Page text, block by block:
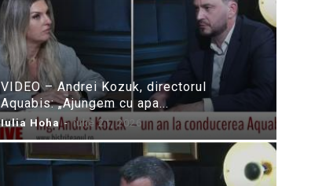
VIDEO – Andrei Kozuk, directorul
Aquabis: „Ajungem cu apa...
Iulia Hoha - iulie 21, 2026